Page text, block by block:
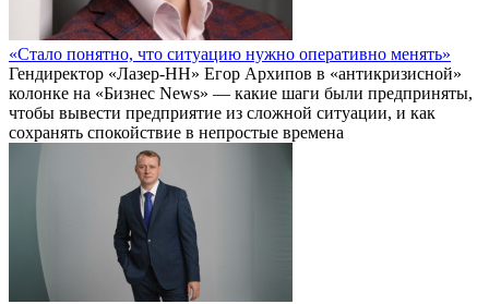
«Стало понятно, что ситуацию нужно оперативно менять»
Гендиректор «Лазер-НН» Егор Архипов в «антикризисной»
колонке на «Бизнес News» — какие шаги были предприняты,
чтобы вывести предприятие из сложной ситуации, и как
сохранять спокойствие в непростые времена